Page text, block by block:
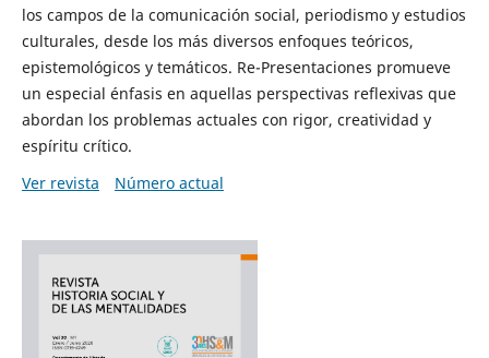
los campos de la comunicación social, periodismo y estudios
culturales, desde los más diversos enfoques teóricos,
epistemológicos y temáticos. Re-Presentaciones promueve
un especial énfasis en aquellas perspectivas reflexivas que
abordan los problemas actuales con rigor, creatividad y
espíritu crítico.
Ver revista
Número actual